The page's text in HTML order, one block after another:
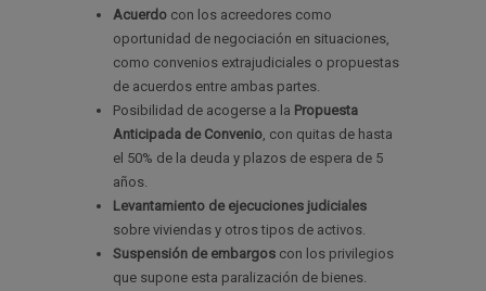
Acuerdo con los acreedores como
oportunidad de negociación en situaciones,
como convenios extrajudiciales o propuestas
de acuerdos entre ambas partes.
Posibilidad de acogerse a la Propuesta
Anticipada de Convenio , con quitas de hasta
el 50% de la deuda y plazos de espera de 5
años.
Levantamiento de ejecuciones judiciales
sobre viviendas y otros tipos de activos.
Suspensión de embargos con los privilegios
que supone esta paralización de bienes.